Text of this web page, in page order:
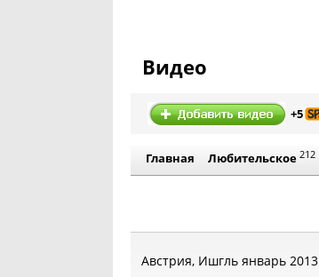
Видео
+5
Главная Любительское 212
Австрия, Ишгль январь 2013